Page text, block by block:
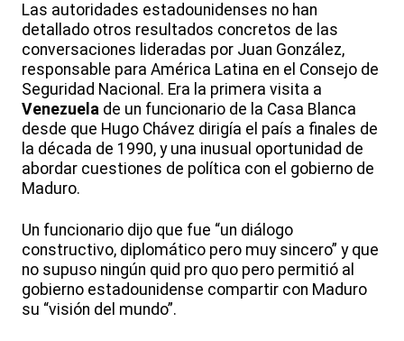
Las autoridades estadounidenses no han
detallado otros resultados concretos de las
conversaciones lideradas por Juan González,
responsable para América Latina en el Consejo de
Seguridad Nacional. Era la primera visita a
Venezuela de un funcionario de la Casa Blanca
desde que Hugo Chávez dirigía el país a finales de
la década de 1990, y una inusual oportunidad de
abordar cuestiones de política con el gobierno de
Maduro.
Un funcionario dijo que fue “un diálogo
constructivo, diplomático pero muy sincero” y que
no supuso ningún quid pro quo pero permitió al
gobierno estadounidense compartir con Maduro
su “visión del mundo”.